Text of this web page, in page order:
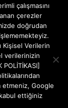
çalışmasını
çerezler
doğrudan
Kişisel Verilerin
verilerinizin
etmeniz, Google
kabul ettiğiniz